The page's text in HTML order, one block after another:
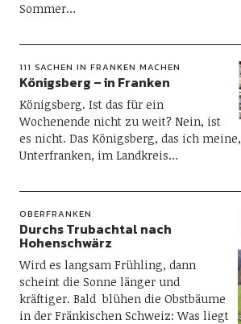
Sommer…
111 SACHEN IN FRANKEN MACHEN
Königsberg – in Franken
Königsberg. Ist das für ein
Wochenende nicht zu weit? Nein, ist
es nicht. Das Königsberg, das ich
Unterfranken, im Landkreis…
OBERFRANKEN
Durchs Trubachtal nach
Hohenschwärz
Wird es langsam Frühling, dann
scheint die Sonne länger und
kräftiger. Bald blühen die Obstbäume
in der Fränkischen Schweiz: Was liegt